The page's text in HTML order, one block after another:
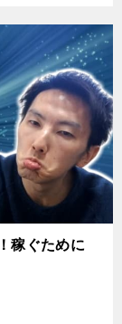
稼ぐために